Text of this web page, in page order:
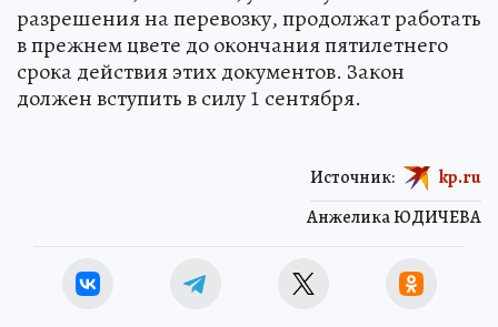
разрешения на перевозку, продолжат работать
в прежнем цвете до окончания пятилетнего
срока действия этих документов. Закон
должен вступить в силу 1 сентября.
Анжелика ЮДИЧЕВА
Источник: kp.ru